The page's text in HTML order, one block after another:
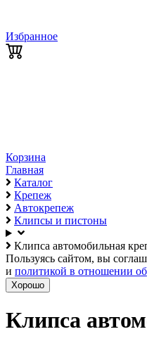
Избранное
Корзина
Главная
Каталог
Крепеж
Автокрепеж
Клипсы и пистоны
Клипса автомобильная
Пользуясь сайтом, вы
и политикой в отношении
Хорошо
Клипса